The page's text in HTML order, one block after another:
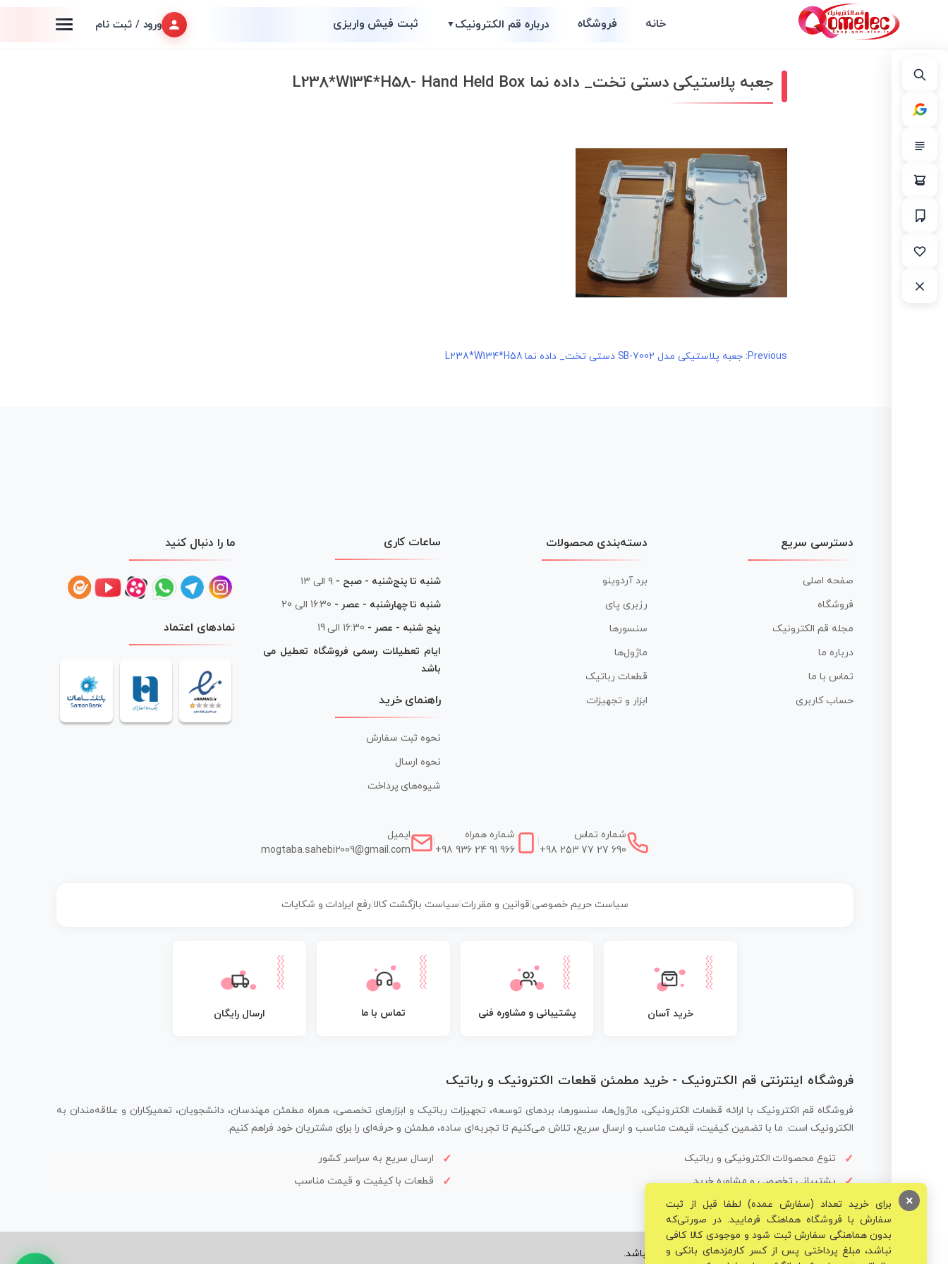
خانه فروشگاه درباره قم الکترونیک▼ ثبت فیش واریزی ورود / ثبت نام
جعبه پلاستیکی دستی تخت_ داده نما L238*W134*H58- Hand Held Box
راهبری
Previous: جعبه پلاستیکی مدل SB-7002 دستی تخت_ داده نما L238*W134*H58
دسترسی سریع
صفحه اصلی
فروشگاه
مجله قم الکترونیک
درباره ما
تماس با ما
حساب کاربری
دسته‌بندی محصولات
برد آردوینو
رزبری پای
سنسورها
ماژول‌ها
قطعات رباتیک
ابزار و تجهیزات
ساعات کاری
شنبه تا پنج‌شنبه - صبح - ۹ الی ۱۳
شنبه تا چهارشنبه - عصر - 16:30 الی 20
پنج شنبه - عصر - 16:30 الی 19
ایام تعطیلات رسمی فروشگاه تعطیل می
باشد
راهنمای خرید
نحوه ثبت سفارش
نحوه ارسال
شیوه‌های پرداخت
ما را دنبال کنید
نمادهای اعتماد
شماره تماس
+98 253 77 27 690
شماره همراه
+98 936 24 91 966
ایمیل
mogtaba.sahebi2009@gmail.com
سیاست حریم خصوصی| قوانین و مقررات سیاست بازگشت کالا رفع ایرادات و شکایات
خرید آسان پشتیبانی و مشاوره فنی تماس با ما ارسال رایگان
فروشگاه اینترنتی قم الکترونیک - خرید مطمئن قطعات الکترونیک و رباتیک
فروشگاه قم الکترونیک با ارائه قطعات الکترونیکی، ماژول‌ها، سنسورها، بردهای توسعه، تجهیزات رباتیک و ابزارهای تخصصی، همراه مطمئن مهندسان، دانشجویان، تعمیرکاران و علاقه‌مندان به
الکترونیک است. ما با تضمین کیفیت، قیمت مناسب و ارسال سریع، تلاش می‌کنیم تا تجربه‌ای ساده، مطمئن و حرفه‌ای را برای مشتریان خود فراهم کنیم.
تنوع محصولات الکترونیکی و رباتیک
ارسال سریع به سراسر کشور
پشتیبانی تخصصی و مشاوره خرید
قطعات با کیفیت و قیمت مناسب
© تمامی حقوق برای فروشگاه تخصصی قم الکترونیک محفوظ می‌باشد.
برای خرید تعداد (سفارش عمده) لطفا قبل از ثبت
سفارش با فروشگاه هماهنگ فرمایید. در صورتی‌که
بدون هماهنگی سفارش ثبت شود و موجودی کالا کافی
نباشد، مبلغ پرداختی پس از کسر کارمزدهای بانکی و
×